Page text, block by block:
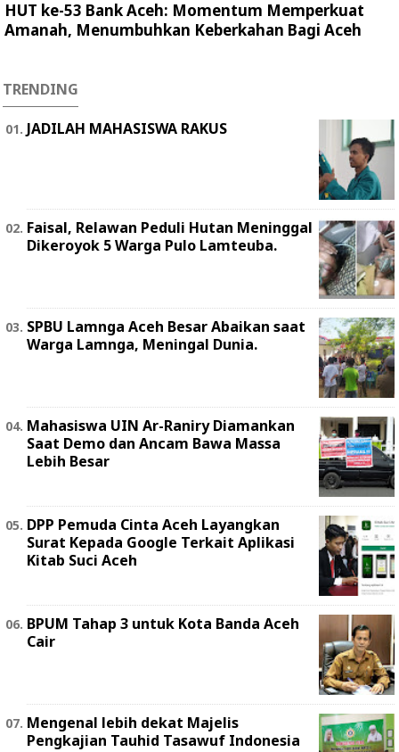
HUT ke-53 Bank Aceh: Momentum Memperkuat
Amanah, Menumbuhkan Keberkahan Bagi Aceh
TRENDING
JADILAH MAHASISWA RAKUS
Faisal, Relawan Peduli Hutan Meninggal
Dikeroyok 5 Warga Pulo Lamteuba.
SPBU Lamnga Aceh Besar Abaikan saat
Warga Lamnga, Meningal Dunia.
Mahasiswa UIN Ar-Raniry Diamankan
Saat Demo dan Ancam Bawa Massa
Lebih Besar
DPP Pemuda Cinta Aceh Layangkan
Surat Kepada Google Terkait Aplikasi
Kitab Suci Aceh
BPUM Tahap 3 untuk Kota Banda Aceh
Cair
Mengenal lebih dekat Majelis
Pengkajian Tauhid Tasawuf Indonesia